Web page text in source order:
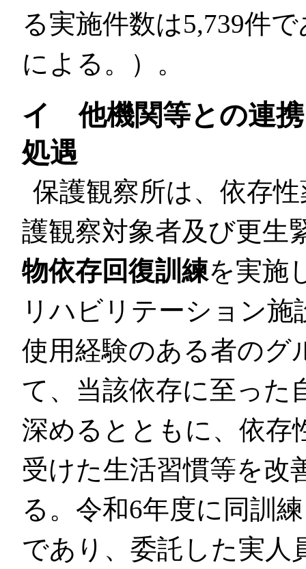
る実施件数は5,739件
による。）。
イ 他機関等との連携
処遇
保護観察所は、依存
護観察対象者及び更生
物依存回復訓練を実施
リハビリテーション
使用経験のある者のグ
て、当該依存に至った
深めるとともに、依存
受けた生活習慣等を改
る。令和6年度に同訓
であり、委託した実人